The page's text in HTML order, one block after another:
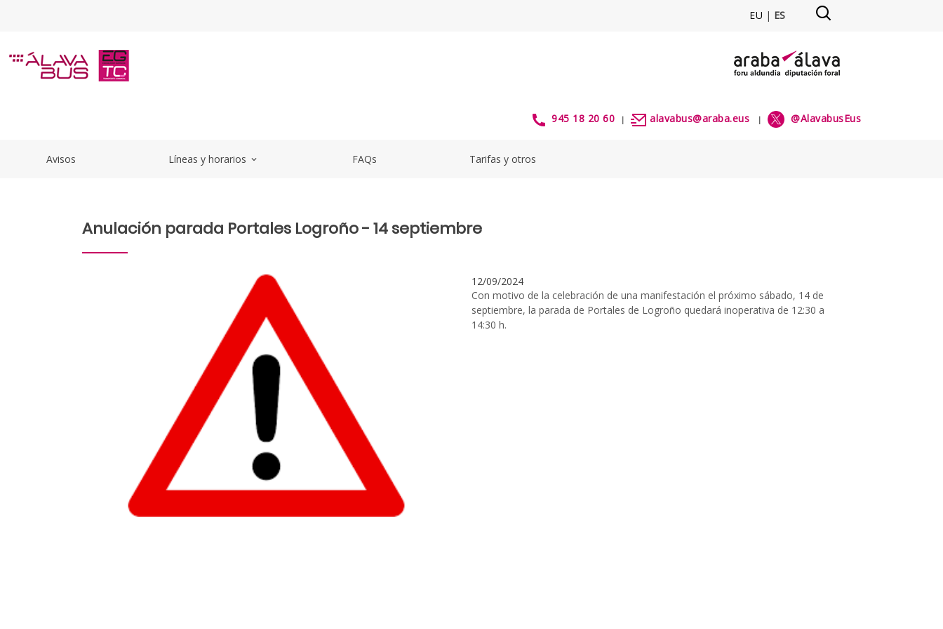
EU | ES
AnulacionParadaPortalesLogrono14Sept2024 - alavabus945 18 20 60 | alavabus@araba.eus | @AlavabusEus
Avisos Líneas y horarios expand_more FAQs Tarifas y otros
Anulación parada Portales Logroño - 14 septiembre
12/09/2024
Con motivo de la celebración de una manifestación el próximo sábado, 14 de
septiembre, la parada de Portales de Logroño quedará inoperativa de 12:30 a
14:30 h.